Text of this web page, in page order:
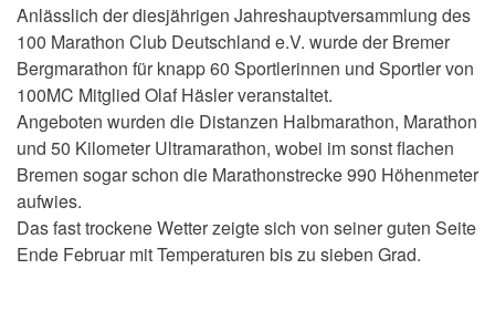
Anlässlich der diesjährigen Jahreshauptversammlung des
100 Marathon Club Deutschland e.V. wurde der Bremer
Bergmarathon für knapp 60 Sportlerinnen und Sportler von
100MC Mitglied Olaf Häsler veranstaltet.
Angeboten wurden die Distanzen Halbmarathon, Marathon
und 50 Kilometer Ultramarathon, wobei im sonst flachen
Bremen sogar schon die Marathonstrecke 990 Höhenmeter
aufwies.
Das fast trockene Wetter zeigte sich von seiner guten Seite
Ende Februar mit Temperaturen bis zu sieben Grad.